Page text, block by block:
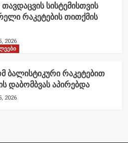
სისტემისთვის
რაკეტების თითქმის
2026
ბალისტიკური რაკეტებით
დაბომბვას აპირებდა
2026